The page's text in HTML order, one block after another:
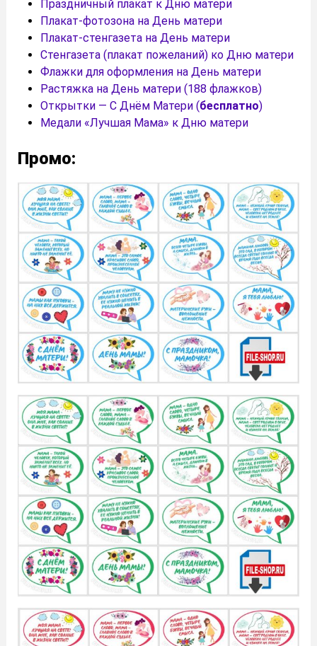
Праздничный плакат к Дню матери
Плакат-фотозона на День матери
Плакат-стенгазета на День матери
Стенгазета (плакат пожеланий) ко Дню матери
Флажки для оформления на День матери
Растяжка на День матери (188 флажков)
Открытки — С Днём Матери (бесплатно)
Медали «Лучшая Мама» к Дню матери
Промо: